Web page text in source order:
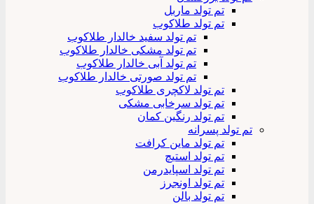
تم تولد ماربل
تم تولد طلاکوب
تم تولد سفید خالدار طلاکوب
تم تولد مشکی خالدار طلاکوب
تم تولد آبی خالدار طلاکوب
تم تولد صورتی خالدار طلاکوب
تم تولد لاکچری طلاکوب
تم تولد سرخابی مشکی
تم تولد رنگین کمان
تم تولد پسرانه
تم تولد ماین کرافت
تم تولد استیچ
تم تولد اسپایدرمن
تم تولد اونجرز
تم تولد بالن